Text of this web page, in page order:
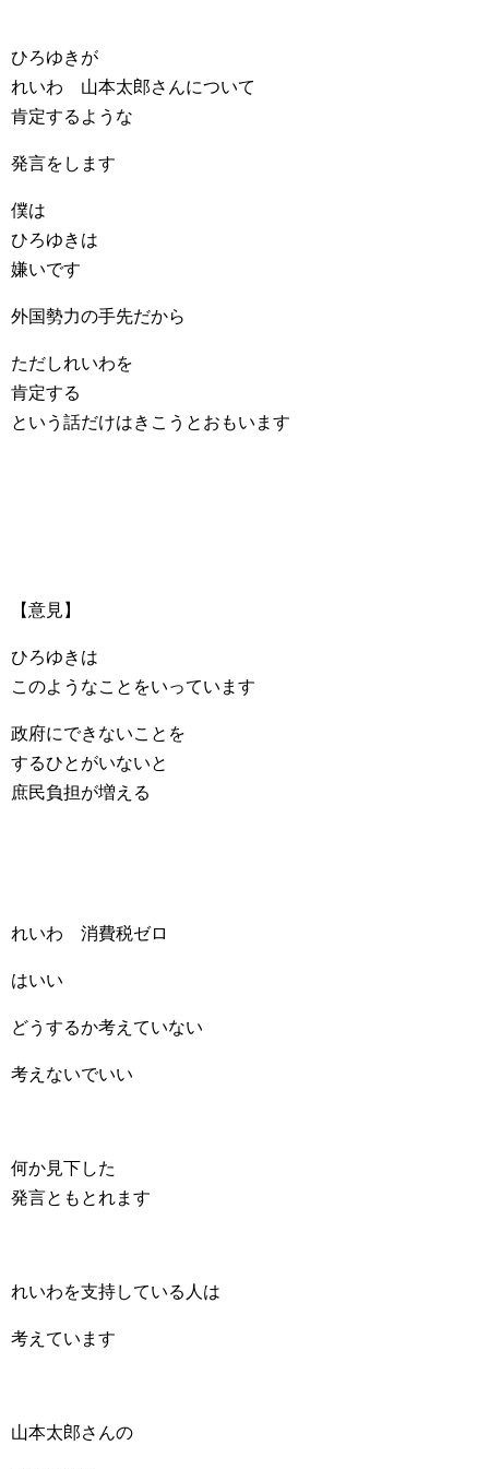
ひろゆきが
れいわ 山本太郎さんについて
肯定するような
発言をします
僕は
ひろゆきは
嫌いです
外国勢力の手先だから
ただしれいわを
肯定する
という話だけはきこうとおもいます
【意見】
ひろゆきは
このようなことをいっています
政府にできないことを
するひとがいないと
庶民負担が増える
れいわ 消費税ゼロ
はいい
どうするか考えていない
考えないでいい
何か見下した
発言ともとれます
れいわを支持している人は
考えています
山本太郎さんの